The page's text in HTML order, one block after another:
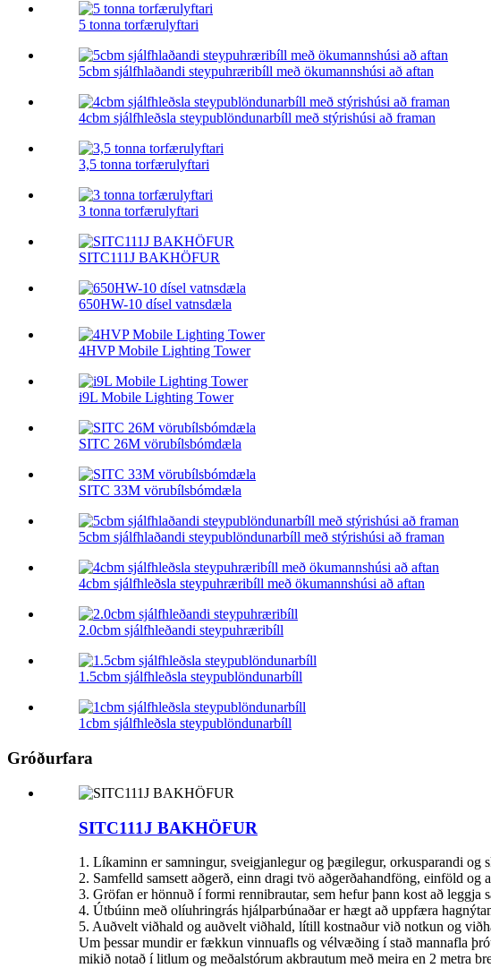
5 tonna torfærulyftari
5cbm sjálfhlaðandi steypuhræribíll með ökumannshúsi að aftan
4cbm sjálfhleðsla steypublöndunarbíll með stýrishúsi að framan
3,5 tonna torfærulyftari
3 tonna torfærulyftari
SITC111J BAKHÖFUR
650HW-10 dísel vatnsdæla
4HVP Mobile Lighting Tower
i9L Mobile Lighting Tower
SITC 26M vörubílsbómdæla
SITC 33M vörubílsbómdæla
5cbm sjálfhlaðandi steypublöndunarbíll með stýrishúsi að framan
4cbm sjálfhleðsla steypuhræribíll með ökumannshúsi að aftan
2.0cbm sjálfhleðandi steypuhræribíll
1.5cbm sjálfhleðsla steypublöndunarbíll
1cbm sjálfhleðsla steypublöndunarbíll
Gróðurfara
SITC111J BAKHÖFUR
1. Líkaminn er samningur, sveigjanlegur og þægilegur, orkusparandi og
2. Samfelld samsett aðgerð, einn dragi tvö aðgerðahandföng, einföld og
3. Gröfan er hönnuð í formi rennibrautar, sem hefur þann kost að leggja
4. Útbúinn með olíuhringrás hjálparbúnaðar er hægt að uppfæra
5. Auðvelt viðhald og auðvelt viðhald, lítill kostnaður við notkun og
Um þessar mundir er fækkun vinnuafls og vélvæðing í stað mannafla
mikið notað í litlum og meðalstórum akbrautum með meira en 2 metra